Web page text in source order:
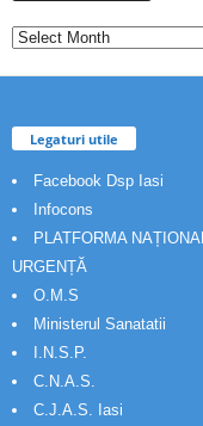
Legaturi utile
Facebook Dsp Iasi
Infocons
PLATFORMA
URGENȚĂ
O.M.S
Ministerul Sanatatii
I.N.S.P.
C.N.A.S.
C.J.A.S. Iasi